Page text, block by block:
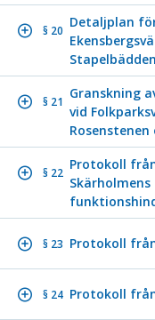
§ 20
Detaljplan
§ 21
Granskning
vid
Rosenstenen
§ 22
Protokoll
§ 23 Protokoll
§ 24 Protokoll